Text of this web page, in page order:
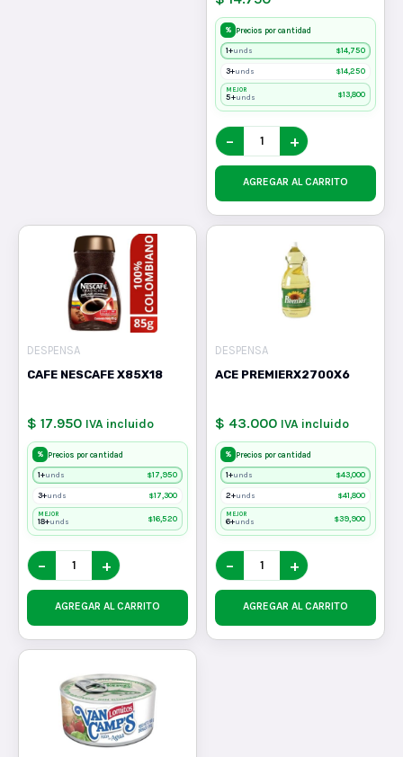
% Precios por cantidad
1+unds $14,750
3+unds $14,250
MEJOR
5+unds $13,800
− +
AGREGAR AL CARRITO
DESPENSA
CAFE NESCAFE X85X18
$ 17.950 IVA incluido
% Precios por cantidad
1+unds $17,950
3+unds $17,300
MEJOR
18+unds $16,520
− +
AGREGAR AL CARRITO
DESPENSA
ACE PREMIERX2700X6
$ 43.000 IVA incluido
% Precios por cantidad
1+unds $43,000
2+unds $41,800
MEJOR
6+unds $39,900
− +
AGREGAR AL CARRITO